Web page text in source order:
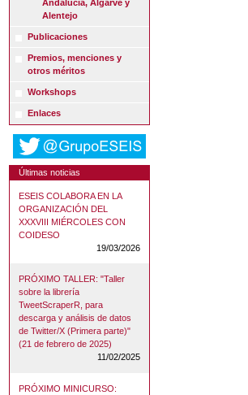
Andalucía, Algarve y
Alentejo
Publicaciones
Premios, menciones y
otros méritos
Workshops
Enlaces
Últimas noticias
ESEIS COLABORA EN LA
ORGANIZACIÓN DEL
XXXVIII MIÉRCOLES CON
COIDESO
19/03/2026
PRÓXIMO TALLER: "Taller
sobre la librería
TweetScraperR, para
descarga y análisis de datos
de Twitter/X (Primera parte)"
(21 de febrero de 2025)
11/02/2025
PRÓXIMO MINICURSO: